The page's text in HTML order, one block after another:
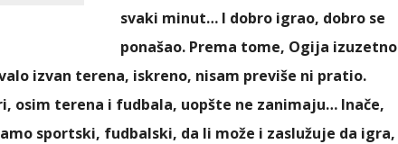
svaki minut… I dobro igrao, dobro se
ponašao. Prema tome, Ogija izuzetno
izvan terena, iskreno, nisam previše ni pratio.
osim terena i fudbala, uopšte ne zanimaju… Inače,
sportski, fudbalski, da li može i zaslužuje da igra,